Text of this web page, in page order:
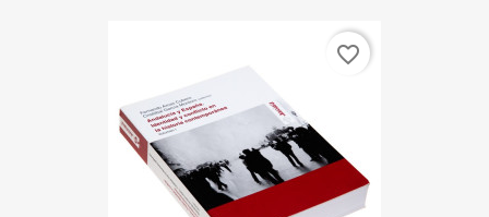
favorite_border